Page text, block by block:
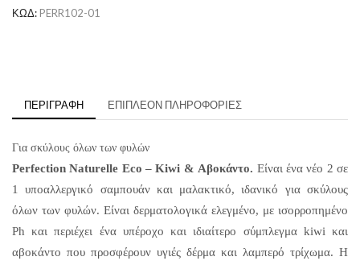
ΚΩΔ: PERR102-01
ΠΕΡΙΓΡΑΦΉ ΕΠΙΠΛΈΟΝ ΠΛΗΡΟΦΟΡΊΕΣ
Για σκύλους όλων των φυλών
Perfection Naturelle Eco – Kiwi & Αβοκάντο. Είναι ένα νέο 2 σε
1 υποαλλεργικό σαμπουάν και μαλακτικό, ιδανικό για σκύλους
όλων των φυλών. Είναι δερματολογικά ελεγμένο, με ισορροπημένο
Ph και περιέχει ένα υπέροχο και ιδιαίτερο σύμπλεγμα kiwi και
αβοκάντο που προσφέρουν υγιές δέρμα και λαμπερό τρίχωμα. Η